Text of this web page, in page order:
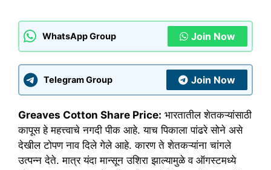
WhatsApp Group Join Now
Telegram Group Join Now
Greaves Cotton Share Price: भारतातील शेतकऱ्यांसाठी
कापूस हे महत्त्वाचे नगदी पीक आहे. याच पिकाला पांढरे सोने असे
देखील टोपण नाव दिले गेले आहे. कारण ते शेतकऱ्यांना चांगले
उत्पन्न देते. मात्र यंदा मान्सून उशिरा झाल्यामुळे व ऑगस्टमध्ये